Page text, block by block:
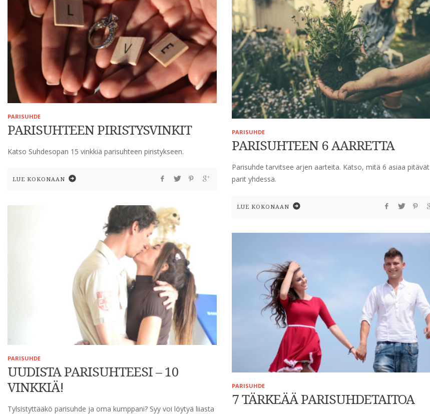
PARISUHDE
PARISUHTEEN PIRISTYSVINKIT
Katso Suhdesopan 15 vinkkiä parisuhteen piristykseen.
LUE KOKONAAN
PARISUHDE
PARISUHTEEN 6 AARRETTA
Parisuhde tarvitsee arjen aarteita. Katso, mitä 6 asiaa pitävät
parit yhdessä.
LUE KOKONAAN
PARISUHDE
UUDISTA PARISUHTEESI – 10
VINKKIÄ!
Tylsistyttääkö parisuhde ja oma kumppani? Syy voi löytyä liiasta
PARISUHDE
7 TÄRKEÄÄ PARISUHDETAITOA